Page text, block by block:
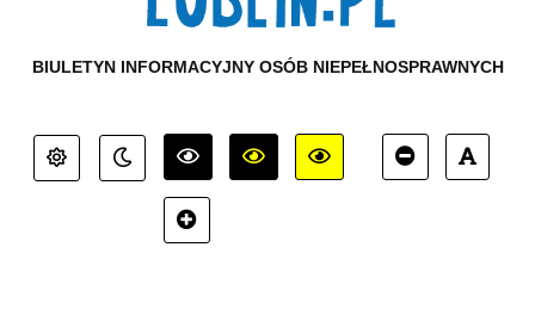
BIULETYN INFORMACYJNY OSÓB NIEPEŁNOSPRAWNYCH